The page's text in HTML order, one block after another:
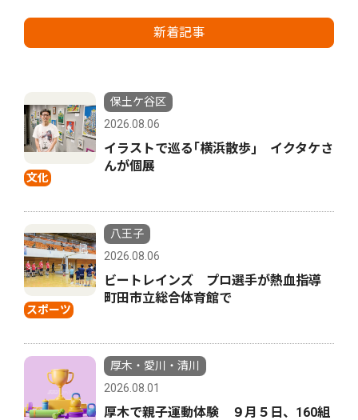
新着記事
文化
保土ケ谷区
2026.08.06
イラストで巡る｢横浜散歩｣ イクタケさ
んが個展
スポーツ
八王子
2026.08.06
ビートレインズ プロ選手が熱血指導
町田市立総合体育館で
厚木・愛川・清川
2026.08.01
厚木で親子運動体験 ９月５日、160組